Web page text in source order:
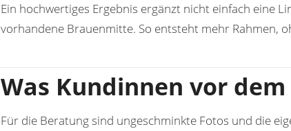
Ein hochwertiges Ergebnis ergänzt nicht einfach eine
vorhandene Brauenmitte. So entsteht mehr Rahmen,
Was Kundinnen vor
Für die Beratung sind ungeschminkte Fotos und die